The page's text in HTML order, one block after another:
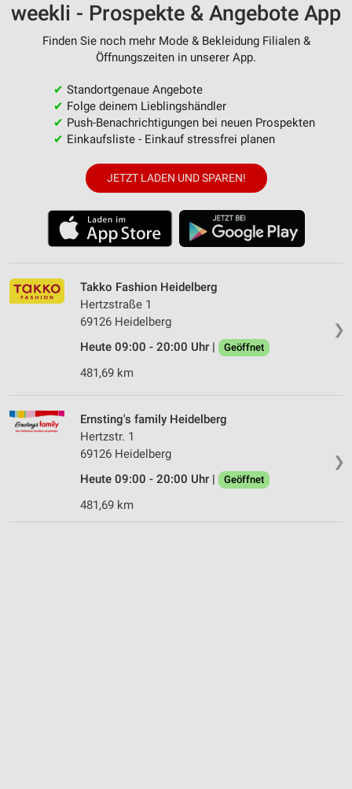
weekli - Prospekte & Angebote App
Finden Sie noch mehr Mode & Bekleidung Filialen &
Öffnungszeiten in unserer App.
✔ Standortgenaue Angebote
✔ Folge deinem Lieblingshändler
✔ Push-Benachrichtigungen bei neuen Prospekten
✔ Einkaufsliste - Einkauf stressfrei planen
JETZT LADEN UND SPAREN!
❯
Takko Fashion Heidelberg
Hertzstraße 1
69126 Heidelberg
Heute 09:00 - 20:00 Uhr |
Geöffnet
481,69 km
❯
Ernsting's family Heidelberg
Hertzstr. 1
69126 Heidelberg
Heute 09:00 - 20:00 Uhr |
Geöffnet
481,69 km